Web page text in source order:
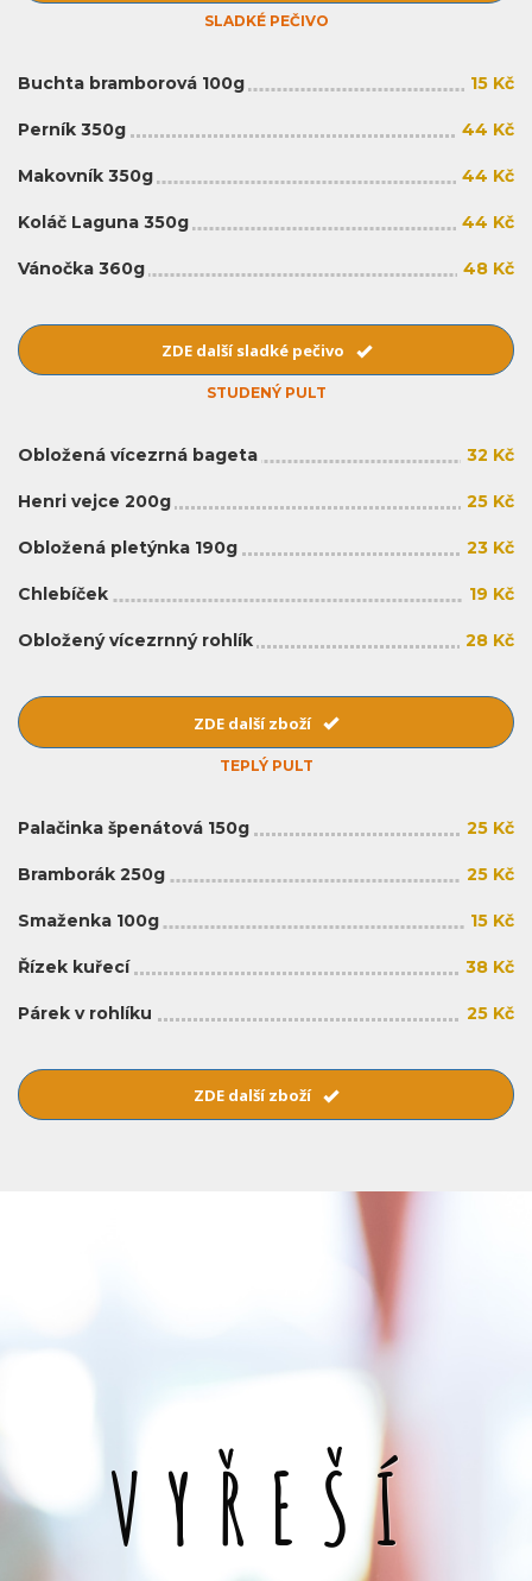
SLADKÉ PEČIVO
Buchta bramborová 100g 15 Kč
Perník 350g 44 Kč
Makovník 350g 44 Kč
Koláč Laguna 350g 44 Kč
Vánočka 360g 48 Kč
ZDE další sladké pečivo
STUDENÝ PULT
Obložená vícezrná bageta 32 Kč
Henri vejce 200g 25 Kč
Obložená pletýnka 190g 23 Kč
Chlebíček 19 Kč
Obložený vícezrnný rohlík 28 Kč
ZDE další zboží
TEPLÝ PULT
Palačinka špenátová 150g 25 Kč
Bramborák 250g 25 Kč
Smaženka 100g 15 Kč
Řízek kuřecí 38 Kč
Párek v rohlíku 25 Kč
ZDE další zboží
VYŘEŠÍ